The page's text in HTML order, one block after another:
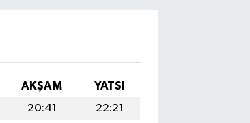
AKŞAM
YATSI
20:41
22:21